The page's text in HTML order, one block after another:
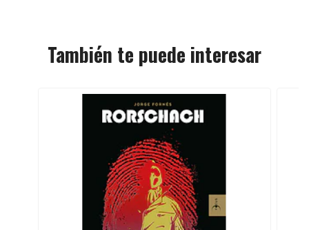
También te puede interesar